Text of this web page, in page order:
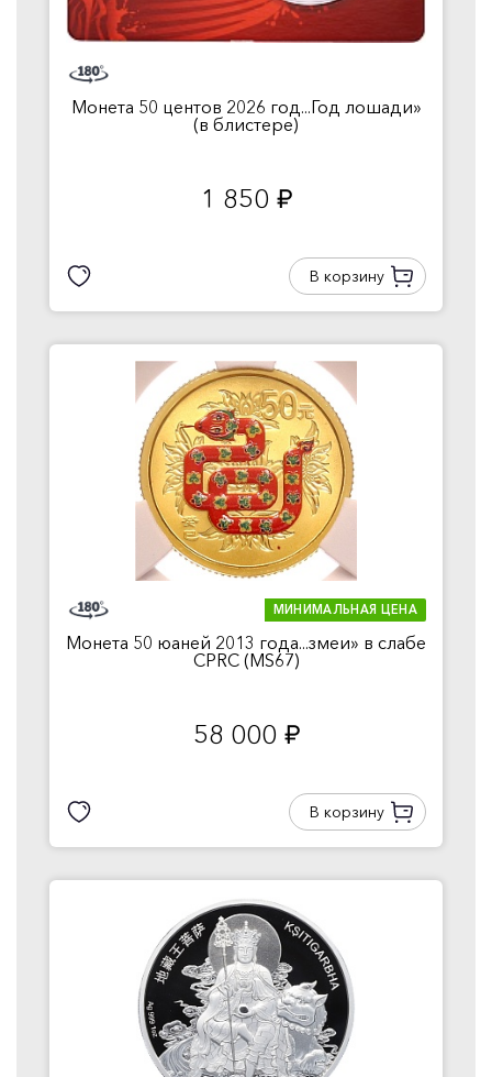
Монета 50 центов 2026 год...Год лошади»
(в блистере)
1 850 руб.
В корзину
МИНИМАЛЬНАЯ ЦЕНА
Монета 50 юаней 2013 года...змеи» в слабе
CPRC (MS67)
58 000 руб.
В корзину